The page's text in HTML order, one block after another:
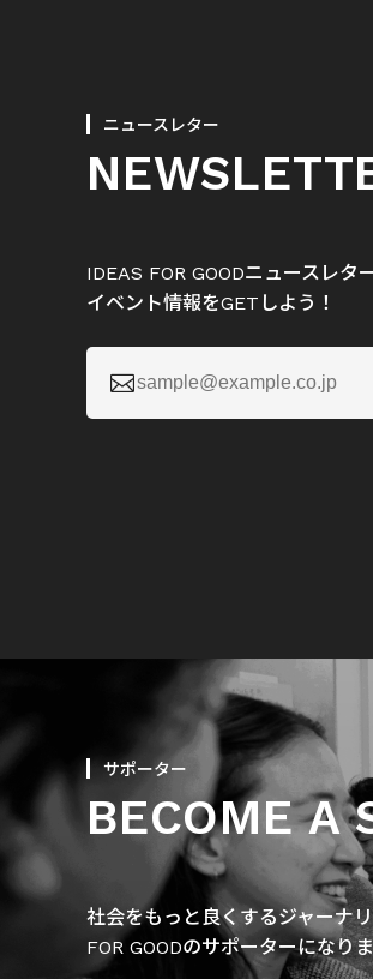
ニュースレター
IDEAS FOR GOODニュースレ
イベント情報をGETしよう！

サポーター
BECOME A
社会をもっと良くするジャーナ
FOR GOODのサポーターになり